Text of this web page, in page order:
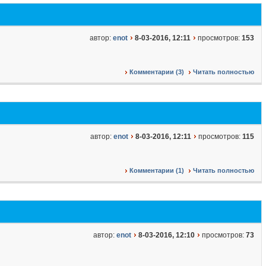
автор: enot 8-03-2016, 12:11 просмотров: 153
Комментарии (3) Читать полностью
автор: enot 8-03-2016, 12:11 просмотров: 115
Комментарии (1) Читать полностью
автор: enot 8-03-2016, 12:10 просмотров: 73